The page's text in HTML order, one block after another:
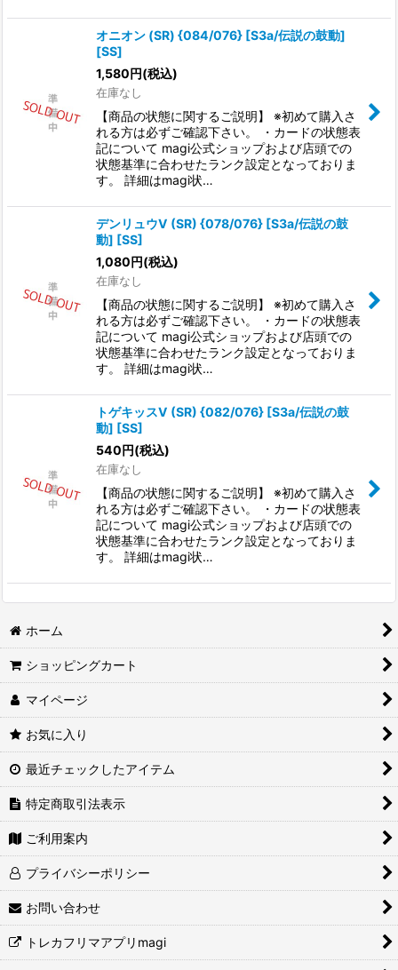
オニオン (SR) {084/076} [S3a/伝説の鼓動]
[SS]
1,580円(税込)
在庫なし
【商品の状態に関するご説明】 ※初めて購入さ
れる方は必ずご確認下さい。 ・カードの状態表
記について magi公式ショップおよび店頭での
状態基準に合わせたランク設定となっておりま
す。 詳細はmagi状…
デンリュウV (SR) {078/076} [S3a/伝説の鼓
動] [SS]
1,080円(税込)
在庫なし
【商品の状態に関するご説明】 ※初めて購入さ
れる方は必ずご確認下さい。 ・カードの状態表
記について magi公式ショップおよび店頭での
状態基準に合わせたランク設定となっておりま
す。 詳細はmagi状…
トゲキッスV (SR) {082/076} [S3a/伝説の鼓
動] [SS]
540円(税込)
在庫なし
【商品の状態に関するご説明】 ※初めて購入さ
れる方は必ずご確認下さい。 ・カードの状態表
記について magi公式ショップおよび店頭での
状態基準に合わせたランク設定となっておりま
す。 詳細はmagi状…
ホーム
ショッピングカート
マイページ
お気に入り
最近チェックしたアイテム
特定商取引法表示
ご利用案内
プライバシーポリシー
お問い合わせ
トレカフリマアプリmagi